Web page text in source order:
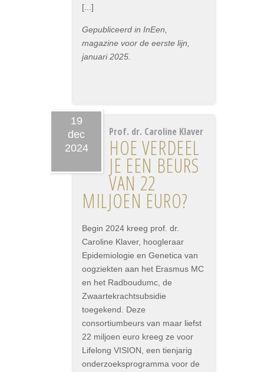
[...]
Gepubliceerd in InEen,
magazine voor de eerste lijn,
januari 2025.
19
dec
2024
Prof. dr. Caroline Klaver
HOE VERDEEL
JE EEN BEURS
VAN 22
MILJOEN EURO?
Begin 2024 kreeg prof. dr.
Caroline Klaver, hoogleraar
Epidemiologie en Genetica van
oogziekten aan het Erasmus MC
en het Radboudumc, de
Zwaartekrachtsubsidie
toegekend. Deze
consortiumbeurs van maar liefst
22 miljoen euro kreeg ze voor
Lifelong VISION, een tienjarig
onderzoeksprogramma voor de